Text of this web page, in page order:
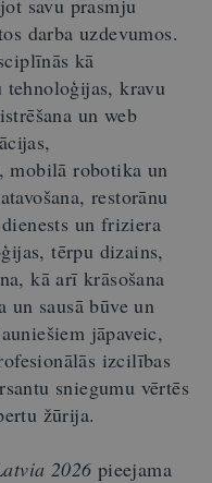
darba uzdevumos.
kā
tehnoloģijas, kravu
un web
mobilā robotika un
restorānu
un friziera
tērpu dizains,
kā arī krāsošana
un sausā būve un
jāpaveic,
izcilības
sniegumu vērtēs
žūrija.
2026 pieejama